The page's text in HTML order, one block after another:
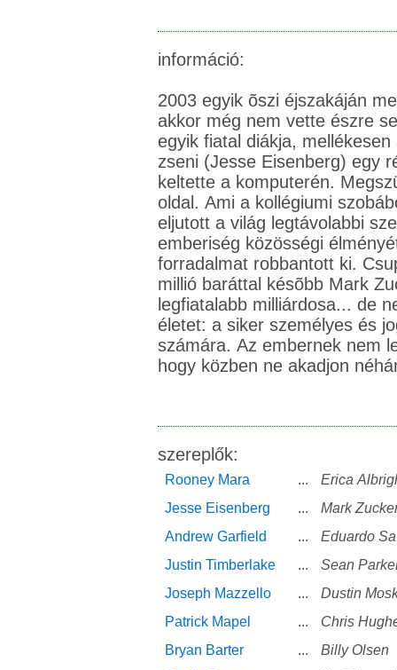
információ:
2003 egyik õszi éjszakáján
akkor még nem vette észre
egyik fiatal diákja,
zseni (Jesse Eisenberg) egy
keltette a komputerén.
oldal. Ami a kollégiumi
eljutott a világ legtávolabbi
emberiség közösségi
forradalmat robbantott ki.
millió baráttal késõbb Mark
legfiatalabb milliárdosa... de
életet: a siker személyes és
számára. Az embernek nem
hogy közben ne akadjon
szereplők:
Rooney Mara ...
Erica
Jesse Eisenberg
...
Mark
Andrew Garfield
...
Eduardo
Justin Timberlake
...
Sean
Joseph Mazzello
...
Dustin
Patrick Mapel
...
Chris
Bryan Barter
...
Billy Olsen